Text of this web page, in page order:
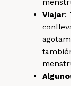
Viajar: